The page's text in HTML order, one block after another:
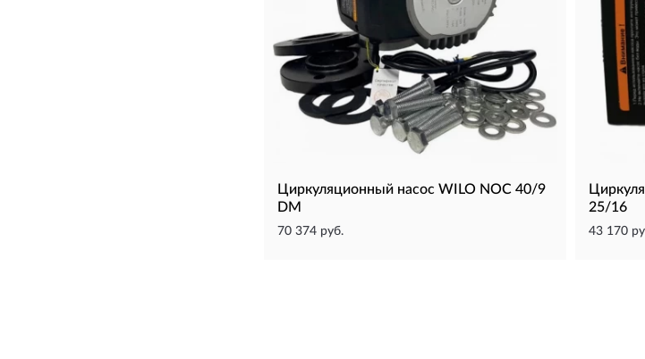
Циркуляционный насос WILO NOC 40/9
DM
70 374 руб.
25/16
43 170